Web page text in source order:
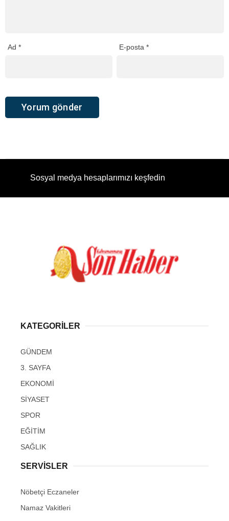
Ad * E-posta*
Sosyal medya hesaplarımızı keşfedin
KATEGORİLER
GÜNDEM
3. SAYFA
EKONOMİ
SİYASET
SPOR
EĞİTİM
SAĞLIK
SERVİSLER
Nöbetçi Eczaneler
Namaz Vakitleri